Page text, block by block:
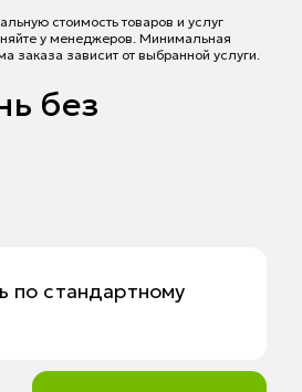
стоимость товаров и услуг
у менеджеров. Минимальная
заказа зависит от выбранной услуги.
без
по стандартному